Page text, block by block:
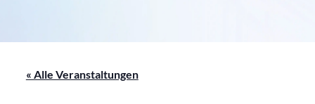
« Alle Veranstaltungen